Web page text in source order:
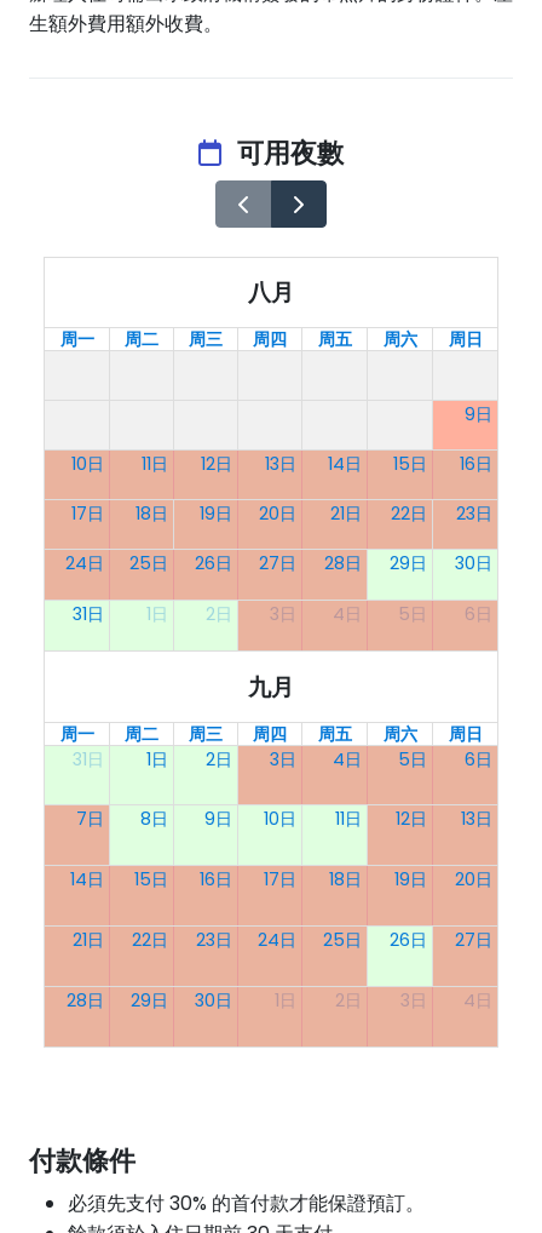
生額外費用額外收費。
可用夜數
八月
周一 周二 周三 周四 周五 周六 周日
9日
10日 11日 12日 13日 14日 15日 16日
17日 18日 19日 20日 21日 22日 23日
24日 25日 26日 27日 28日 29日 30日
31日 1日 2日 3日 4日 5日 6日
九月
周一 周二 周三 周四 周五 周六
周日
31日
1日 2日 3日 4日 5日 6日
7日 8日 9日 10日 11日 12日 13日
14日 15日 16日 17日 18日 19日 20日
21日 22日 23日 24日 25日 26日 27日
28日 29日 30日 1日 2日 3日 4日
付款條件
必須先支付 30% 的首付款才能保證預訂。